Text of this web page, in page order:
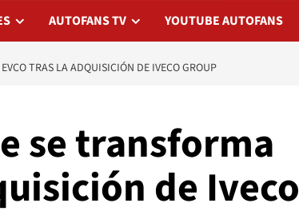
AUTOFANS TV YOUTUBE AUTOFANS
TRAS LA ADQUISICIÓN DE IVECO GROUP
se transforma
de Iveco